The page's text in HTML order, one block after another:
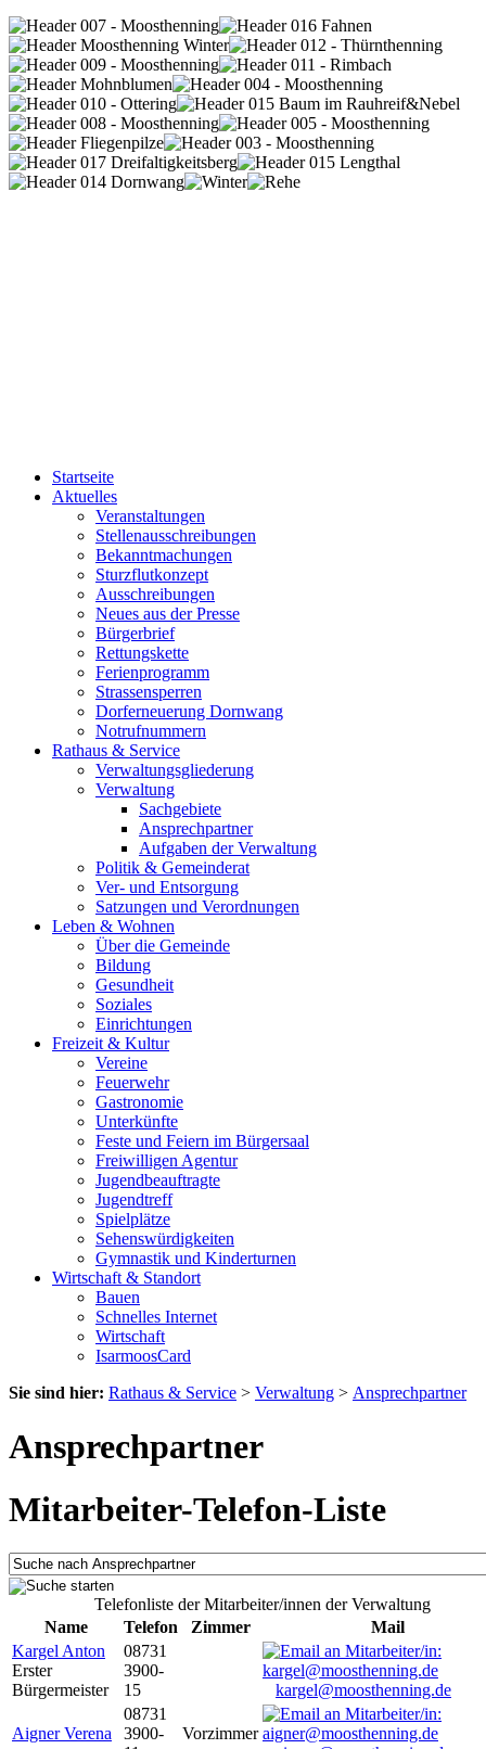
Startseite
Aktuelles
Veranstaltungen
Stellenausschreibungen
Bekanntmachungen
Sturzflutkonzept
Ausschreibungen
Neues aus der Presse
Bürgerbrief
Rettungskette
Ferienprogramm
Strassensperren
Dorferneuerung Dornwang
Notrufnummern
Rathaus & Service
Verwaltungsgliederung
Verwaltung
Sachgebiete
Ansprechpartner
Aufgaben der Verwaltung
Politik & Gemeinderat
Ver- und Entsorgung
Satzungen und Verordnungen
Leben & Wohnen
Über die Gemeinde
Bildung
Gesundheit
Soziales
Einrichtungen
Freizeit & Kultur
Vereine
Feuerwehr
Gastronomie
Unterkünfte
Feste und Feiern im Bürgersaal
Freiwilligen Agentur
Jugendbeauftragte
Jugendtreff
Spielplätze
Sehenswürdigkeiten
Gymnastik und Kinderturnen
Wirtschaft & Standort
Bauen
Schnelles Internet
Wirtschaft
IsarmoosCard
Sie sind hier: Rathaus & Service > Verwaltung > Ansprechpartner
Ansprechpartner
Mitarbeiter-Telefon-Liste
Telefonliste der Mitarbeiter/innen der Verwaltung
Name
Telefon Zimmer
Mail
Kargel Anton
Erster
Bürgermeister
08731
3900-
15
kargel@moosthenning.de
Aigner Verena
08731
3900-
Vorzimmer